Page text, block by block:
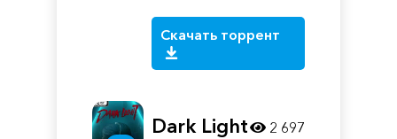
Скачать торрент
Dark Light 2 697